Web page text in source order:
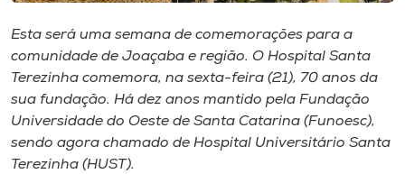
Unoesc
Store
o idioma
Esta será uma semana de comemorações para a
comunidade de Joaçaba e região. O Hospital Santa
Terezinha comemora, na sexta-feira (21), 70 anos da
sua fundação. Há dez anos mantido pela Fundação
Universidade do Oeste de Santa Catarina (Funoesc),
sendo agora chamado de Hospital Universitário Santa
Terezinha (HUST).